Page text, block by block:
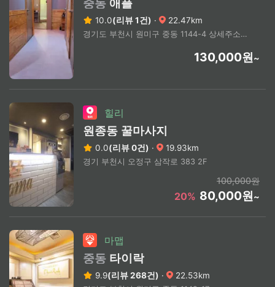
중동 애플
10.0(리뷰 1건) · 22.47km
경기도 부천시 원미구 중동 1144-4 상세주소문의
130,000원~
힐리
원종동 꿀마사지
0.0(리뷰 0건) · 19.93km
경기 부천시 오정구 삼작로 383 2F
100,000원
20% 80,000원~
마맵
중동 타이락
9.9(리뷰 268건) · 22.53km